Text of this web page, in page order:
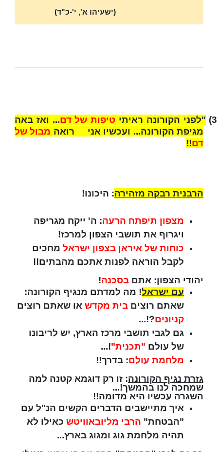
(ישעיהו א', י'-כ"ד)
3) "לפני הקורונה ראיתי טיפות של דם... ואז באה
מגיפת הקורונה... ועכשיו אני רואה מבול של
דם!!
הרבנית רבקה מזהירה: היכונו!
מצפון תיפתח הרעה: ה' ייקח מגריפה
ויגרוף את תושבי הצפון למרכז!
כוחות של איראן בצפון ישראל מחכים
לקבל הוראה לפנות אתכם מהבתים!!
יהודי הצפון: אתם בסכנה!
עם ישראל! מה למדתם מנגיף הקורונה:
שאתם רוצים בית מקדש או שאתם רוצים
קניונים?!...
גם לגבי תושבי מרכז הארץ, יש לריבונו
של עולם "תכנית"!...
מלחמת עולם: בדרך!!
גזרת נגיף הקורונה: זו רק דוגמא קטנה למה
שמחכה לנו בהמשך!...
השגרה עכשיו היא מדומה!!
איך מתיישבים הדברים הקשים הנ"ל עם
"הבטחת" הרבי מליובאוויטש כאילו לא
תהיה מלחמת גוג ומגוג בארץ...